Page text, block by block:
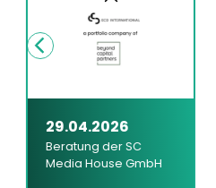
29.04.2026
Beratung der SC
Media House GmbH